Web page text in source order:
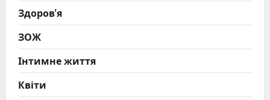
Здоров'я
ЗОЖ
Інтимне життя
Квіти